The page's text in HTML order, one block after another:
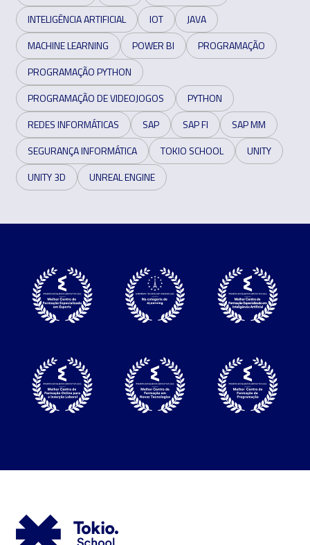
INTELIGÊNCIA ARTIFICIAL
IOT
JAVA
MACHINE LEARNING
POWER BI
PROGRAMAÇÃO
PROGRAMAÇÃO PYTHON
PROGRAMAÇÃO DE VIDEOJOGOS
PYTHON
REDES INFORMÁTICAS
SAP SAP FI
SAP MM
SEGURANÇA INFORMÁTICA
TOKIO SCHOOL
UNITY
UNITY 3D
UNREAL ENGINE